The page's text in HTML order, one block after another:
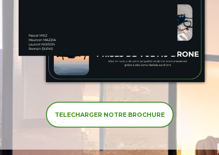
TELECHARGER NOTRE BROCHURE